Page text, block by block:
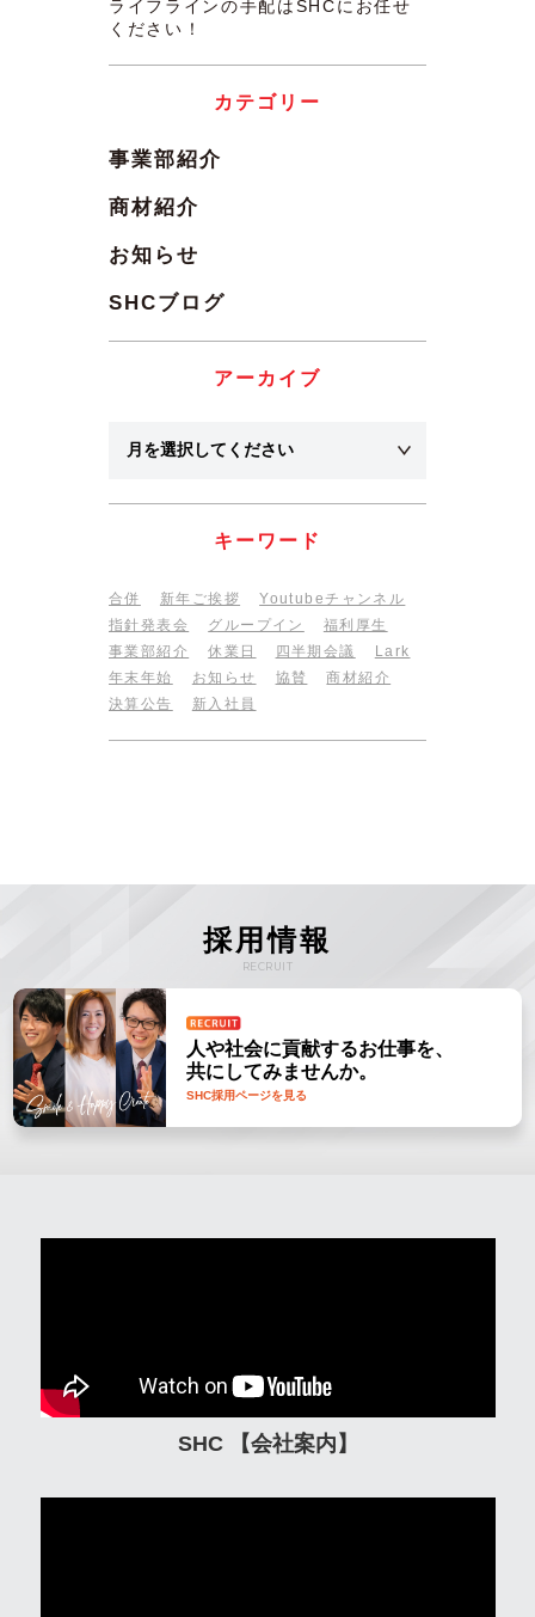
ライフラインの手配はSHCにお任せ
ください！
カテゴリー
事業部紹介
商材紹介
お知らせ
SHCブログ
アーカイブ
キーワード
合併 新年ご挨拶
Youtubeチャンネル
指針発表会
グループイン
福利厚生
事業部紹介
休業日 四半期会議
Lark
年末年始
お知らせ 協賛
商材紹介
決算公告
新入社員
採用情報
RECRUIT
人や社会に貢献するお仕事を、
共にしてみませんか。
SHC採用ページを見る
SHC 【会社案内】